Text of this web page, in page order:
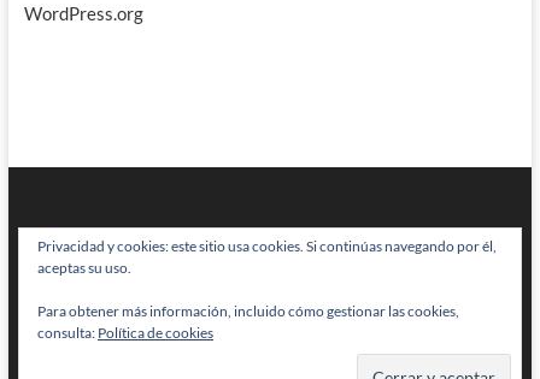
WordPress.org
BRAINSTOMPING| Diseñado por:Theme Freesia|WordPress| © Todos
los derechos reservados
Privacidad y cookies: este sitio usa cookies. Si continúas navegando por él,
aceptas su uso.
Para obtener más información, incluido cómo gestionar las cookies,
consulta: Política de cookies